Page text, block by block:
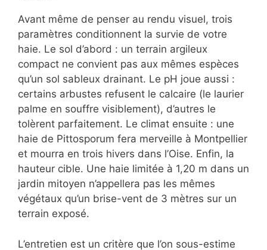
Avant même de penser au rendu visuel, trois
paramètres conditionnent la survie de votre
haie. Le sol d’abord : un terrain argileux
compact ne convient pas aux mêmes espèces
qu’un sol sableux drainant. Le pH joue aussi :
certains arbustes refusent le calcaire (le laurier
palme en souffre visiblement), d’autres le
tolèrent parfaitement. Le climat ensuite : une
haie de Pittosporum fera merveille à Montpellier
et mourra en trois hivers dans l’Oise. Enfin, la
hauteur cible. Une haie limitée à 1,20 m dans un
jardin mitoyen n’appellera pas les mêmes
végétaux qu’un brise-vent de 3 mètres sur un
terrain exposé.
L’entretien est un critère que l’on sous-estime